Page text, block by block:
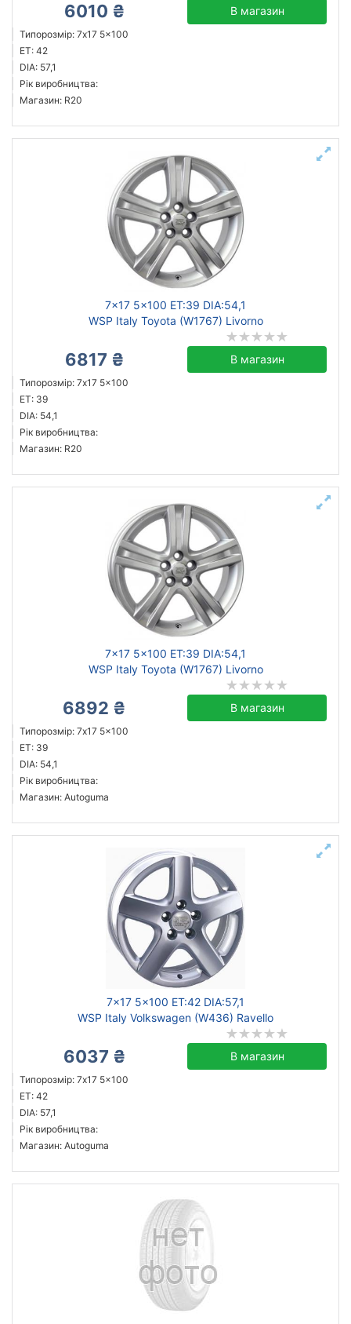
6010 ₴ В магазин
Типорозмір: 7x17 5x100
ET: 42
DIA: 57,1
Рік виробництва:
Магазин: R20
7x17 5x100 ET:39 DIA:54,1
WSP Italy Toyota (W1767) Livorno
6817 ₴ В магазин
Типорозмір: 7x17 5x100
ET: 39
DIA: 54,1
Рік виробництва:
Магазин: R20
7x17 5x100 ET:39 DIA:54,1
WSP Italy Toyota (W1767) Livorno
6892 ₴ В магазин
Типорозмір: 7x17 5x100
ET: 39
DIA: 54,1
Рік виробництва:
Магазин: Autoguma
7x17 5x100 ET:42 DIA:57,1
WSP Italy Volkswagen (W436) Ravello
6037 ₴ В магазин
Типорозмір: 7x17 5x100
ET: 42
DIA: 57,1
Рік виробництва:
Магазин: Autoguma